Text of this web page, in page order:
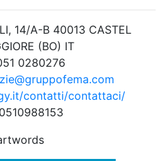
14/A-B 40013 CASTEL
(BO) IT
0280276
contatti/contattaci/
0510988153